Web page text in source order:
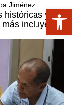
Jiménez
históricas y
incluyente
Abrir